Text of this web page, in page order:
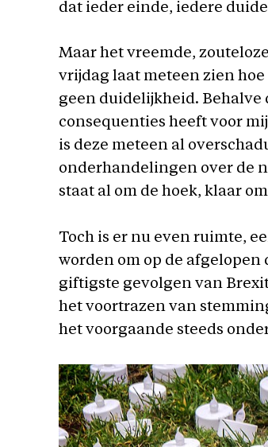
dat ieder einde, iedere
Maar het vreemde,
vrijdag laat meteen zien
geen duidelijkheid.
consequenties heeft voor
is deze meteen al
onderhandelingen over de
staat al om de hoek, klaar
Toch is er nu even ruimte,
worden om op de afgelopen
giftigste gevolgen van
het voortrazen van
het voorgaande steeds